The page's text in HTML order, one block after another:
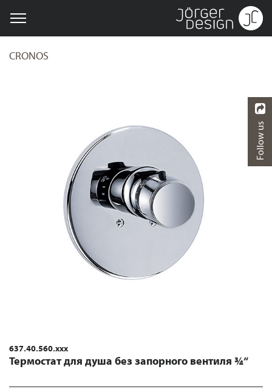
CRONOS
637.40.560.xxx
Термостат для душа без запорного вентиля ¾“
Follow us